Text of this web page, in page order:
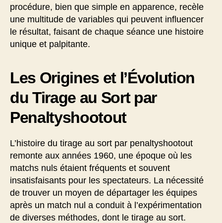
procédure, bien que simple en apparence, recèle
une multitude de variables qui peuvent influencer
le résultat, faisant de chaque séance une histoire
unique et palpitante.
Les Origines et l’Évolution
du Tirage au Sort par
Penaltyshootout
L’histoire du tirage au sort par penaltyshootout
remonte aux années 1960, une époque où les
matchs nuls étaient fréquents et souvent
insatisfaisants pour les spectateurs. La nécessité
de trouver un moyen de départager les équipes
après un match nul a conduit à l’expérimentation
de diverses méthodes, dont le tirage au sort.